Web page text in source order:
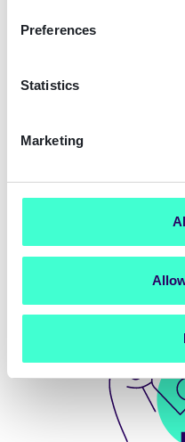
Preferences
Statistics
Marketing
Your no-regret
implementation